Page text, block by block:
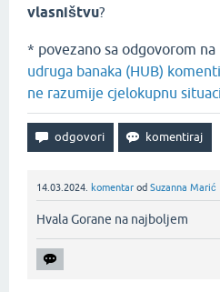
vlasništvu?
* povezano sa odgovorom na
udruga banaka (HUB)
ne razumije cjelokupnu
14.03.2024. komentar od Suzanna Marić
Hvala Gorane na najboljem‌